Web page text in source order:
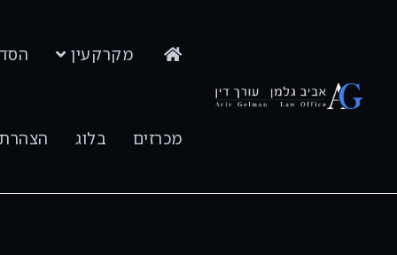
פתח סרגל נגישות
מקרקעין
מכרזים בלוג